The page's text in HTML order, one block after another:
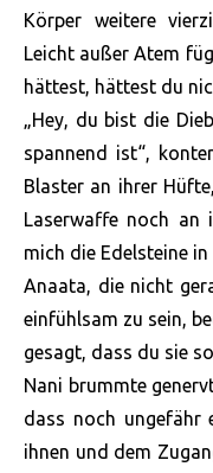
Körper weitere
Leicht außer Atem
hättest, hättest du
„Hey, du bist die
spannend ist“,
Blaster an ihrer
Laserwaffe noch an
mich die Edelsteine
Anaata, die nicht
einfühlsam zu sein,
gesagt, dass du sie
Nani brummte
dass noch ungefähr
ihnen und dem